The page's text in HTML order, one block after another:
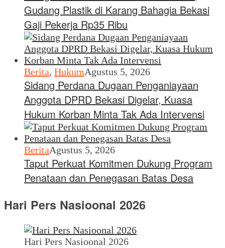
Gudang Plastik di Karang Bahagia Bekasi
Gaji Pekerja Rp35 Ribu
Berita, HukumAgustus 5, 2026
Sidang Perdana Dugaan Penganiayaan
Anggota DPRD Bekasi Digelar, Kuasa
Hukum Korban Minta Tak Ada Intervensi
BeritaAgustus 5, 2026
Taput Perkuat Komitmen Dukung Program
Penataan dan Penegasan Batas Desa
Hari Pers Nasioonal 2026
Hari Pers Nasioonal 2026